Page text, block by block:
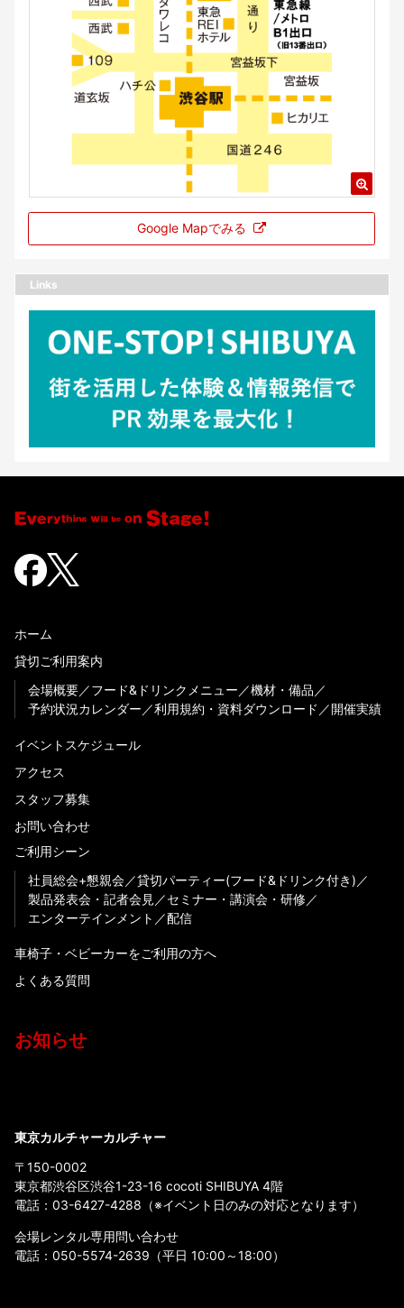
Google Mapでみる
Links
ホーム
貸切ご利用案内
会場概要
フード&ドリンクメニュー
機材・備品
予約状況カレンダー
利用規約・資料ダウンロード 開催実績
イベントスケジュール
アクセス
スタッフ募集
お問い合わせ
ご利用シーン
社員総会+懇親会
貸切パーティー(フード&ドリンク付き)
製品発表会・記者会見
セミナー・講演会・研修
エンターテインメント
配信
車椅子・ベビーカーをご利用の方へ
よくある質問
お知らせ
東京カルチャーカルチャー
〒150-0002
東京都渋谷区渋谷1-23-16 cocoti SHIBUYA 4階
電話： 03-6427-4288 （※イベント日のみの対応となります）
会場レンタル専用問い合わせ
電話： 050-5574-2639 （平日 10:00～18:00）